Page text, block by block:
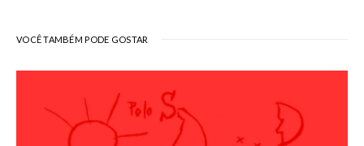
VOCÊ TAMBÉM PODE GOSTAR